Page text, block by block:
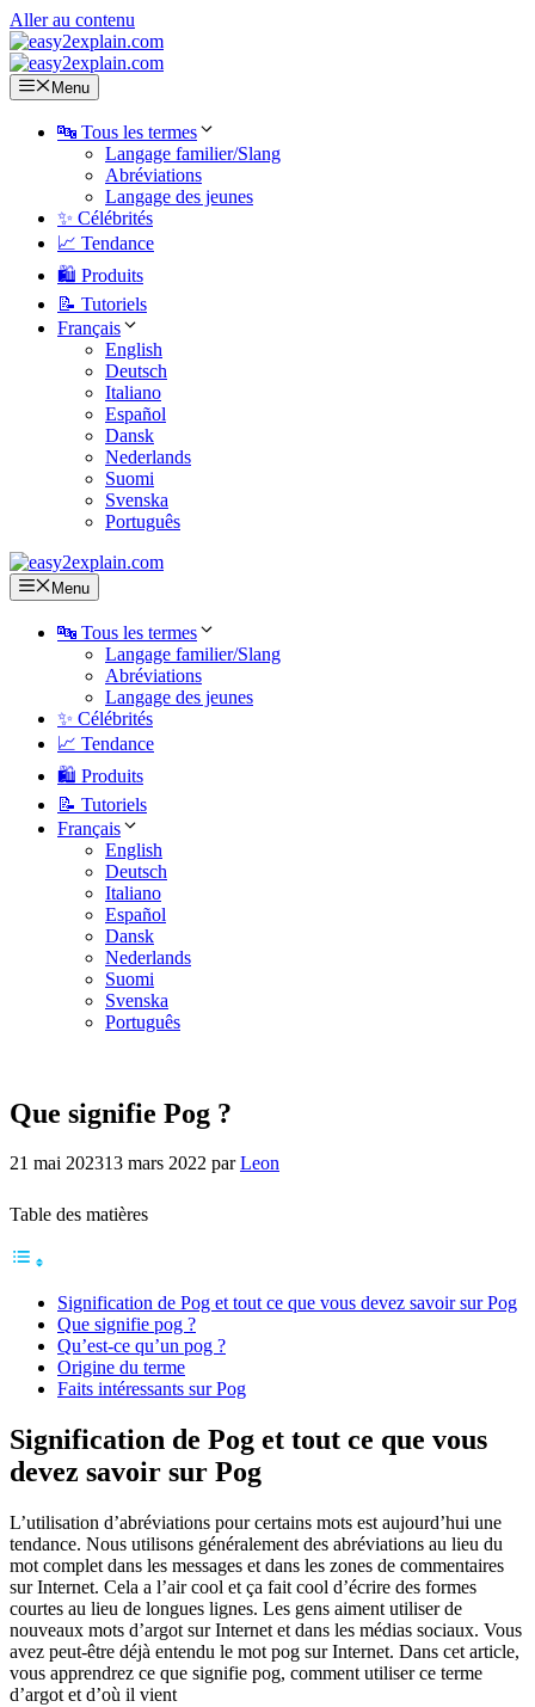
Aller au contenu
Menu
🔤 Tous les termes
Langage familier/Slang
Abréviations
Langage des jeunes
✨ Célébrités
📈 Tendance
🛍️ Produits
📝 Tutoriels
Français
English
Deutsch
Italiano
Español
Dansk
Nederlands
Suomi
Svenska
Português
Menu
🔤 Tous les termes
Langage familier/Slang
Abréviations
Langage des jeunes
✨ Célébrités
📈 Tendance
🛍️ Produits
📝 Tutoriels
Français
English
Deutsch
Italiano
Español
Dansk
Nederlands
Suomi
Svenska
Português
Que signifie Pog ?
21 mai 202313 mars 2022 parLeon
Table des matières
Signification de Pog et tout ce que vous devez savoir sur Pog
Que signifie pog ?
Qu’est-ce qu’un pog ?
Origine du terme
Faits intéressants sur Pog
Signification de Pog et tout ce que vous
devez savoir sur Pog
L’utilisation d’abréviations pour certains mots est aujourd’hui une
tendance. Nous utilisons généralement des abréviations au lieu du
mot complet dans les messages et dans les zones de commentaires
sur Internet. Cela a l’air cool et ça fait cool d’écrire des formes
courtes au lieu de longues lignes. Les gens aiment utiliser de
nouveaux mots d’argot sur Internet et dans les médias sociaux. Vous
avez peut-être déjà entendu le mot pog sur Internet. Dans cet article,
vous apprendrez ce que signifie pog, comment utiliser ce terme
d’argot et d’où il vient